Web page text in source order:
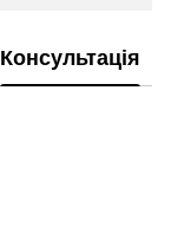
Консультація